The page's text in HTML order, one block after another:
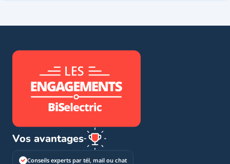
fonctionnement d’une installation, mais également la
Il existe également lescable ethernet 100m
câble réseau RJ45 qui sont constitué de paires torsadées
blindées qui permettent l’échange des données sur le
réseau du logement.
terre, en cuivre nu, qui vous permettra de relier votre
installation électrique à votre piquet de terre.
Vos avantages
Conseils experts par tél, mail ou chat